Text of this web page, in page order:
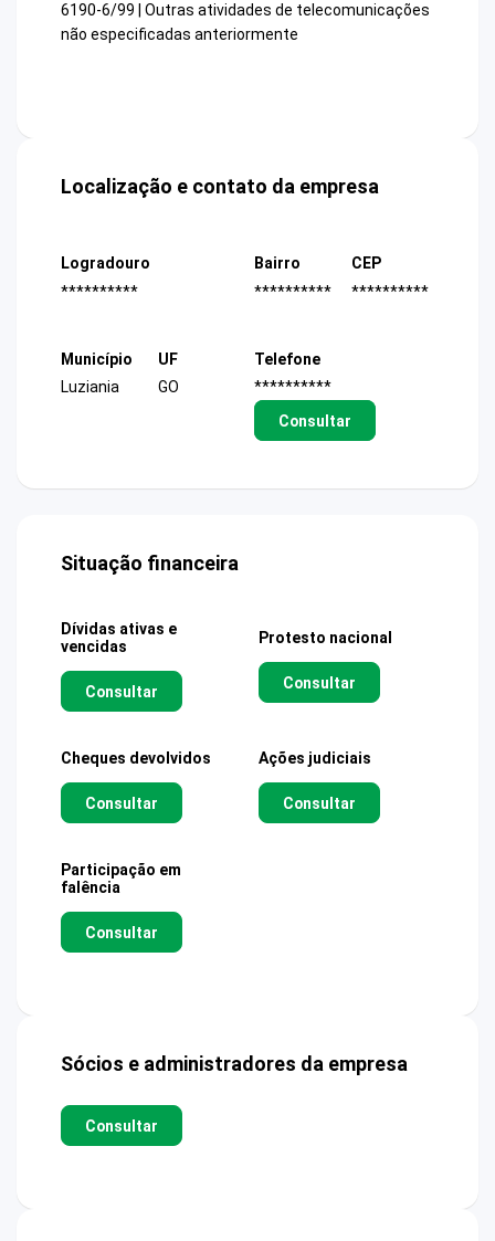
6190-6/99 | Outras atividades de telecomunicações
não especificadas anteriormente
Localização e contato da empresa
Logradouro
**********
Bairro
**********
CEP
**********
Município
Luziania
UF
GO
Telefone
**********
Consultar
Situação financeira
Dívidas ativas e
vencidas
Consultar
Protesto nacional
Consultar
Cheques devolvidos
Consultar
Ações judiciais
Consultar
Participação em
falência
Consultar
Sócios e administradores da empresa
Consultar